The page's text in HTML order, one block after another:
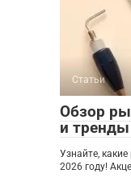
Статьи
Обзор
и тренды
Узнайте,
2026 году!